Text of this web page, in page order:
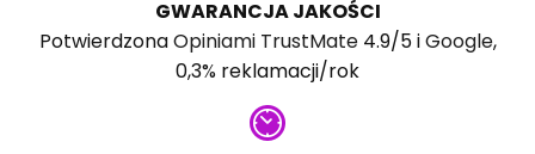
GWARANCJA JAKOŚCI
PotwierdzonaOpiniami TrustMate4.9/5 iGoogle,
0,3% reklamacji/rok